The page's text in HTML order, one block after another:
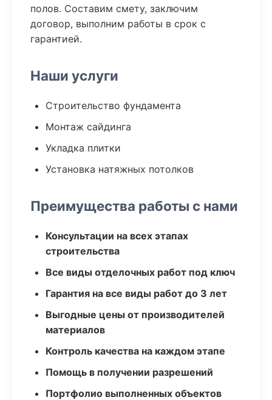
полов. Составим смету, заключим
договор, выполним работы в срок с
гарантией.
Наши услуги
Строительство фундамента
Монтаж сайдинга
Укладка плитки
Установка натяжных потолков
Преимущества работы с нами
Консультации на всех этапах
строительства
Все виды отделочных работ под ключ
Гарантия на все виды работ до 3 лет
Выгодные цены от производителей
материалов
Контроль качества на каждом этапе
Помощь в получении разрешений
Портфолио выполненных объектов